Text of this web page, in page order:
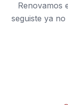
Renovamos
seguiste ya